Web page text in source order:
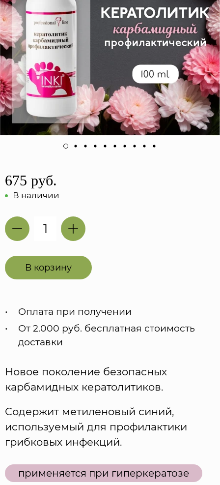
675 руб.
В наличии
В корзину
Оплата при получении
От 2.000 руб. бесплатная стоимость
доставки
Новое поколение безопасных
карбамидных кератолитиков.
Содержит метиленовый синий,
используемый для профилактики
грибковых инфекций.
применяется при гиперкератозе